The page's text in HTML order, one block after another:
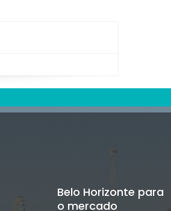
Belo Horizonte para
o mercado